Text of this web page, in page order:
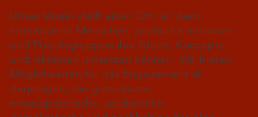
Unser Verein stellt einen Ort, an dem
interessierte Menschen, politische Initiativen
und Projektgruppen ihre Ideen, Konzepte
und Aktionen umsetzen können. Wir bieten
Möglichkeiten für das Engagement all
derjenigen, die gemeinsam
emanzipatorische, solidarische,